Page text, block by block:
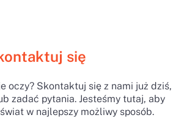
się
oczy? Skontaktuj się z nami już dziś,
zadać pytania. Jesteśmy tutaj, aby
w najlepszy możliwy sposób.